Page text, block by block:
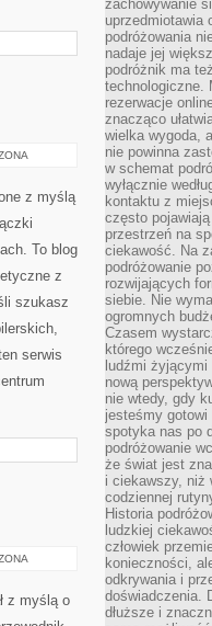
z myślą
To blog
z
szukasz
serwis
z myślą o
zachowywanie
uprzedmiotawia
podróżowania
nadaje jej
podróżnik ma
technologiczne.
rezerwacje
znacząco
wielka wygoda,
nie powinna
w schemat
wyłącznie
kontaktu z
często
przestrzeń na
ciekawość. Na
podróżowanie
rozwijających
siebie. Nie
ogromnych
Czasem
którego
ludźmi
nową
nie wtedy, gdy
jesteśmy
spotyka nas po
podróżowanie
że świat jest
i ciekawszy, niż
codziennej
Historia
ludzkiej
człowiek
konieczności,
odkrywania i
doświadczenia.
dłuższe i